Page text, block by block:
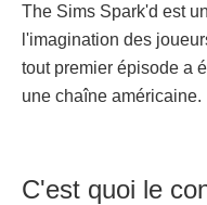
The Sims Spark'd est
l'imagination des
tout premier épisode a
une chaîne américaine.
C'est quoi le